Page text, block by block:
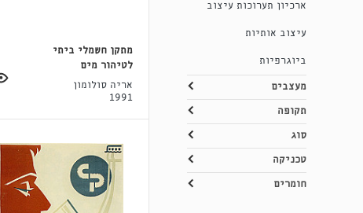
ארכיון תערוכות עיצוב
עיצוב אותיות
ביוגרפיות
מעצבים
תקופה
סוג
טכניקה
חומרים
מתקן חשמלי ביתי
לטיהור מים
אריה סולומון
1991